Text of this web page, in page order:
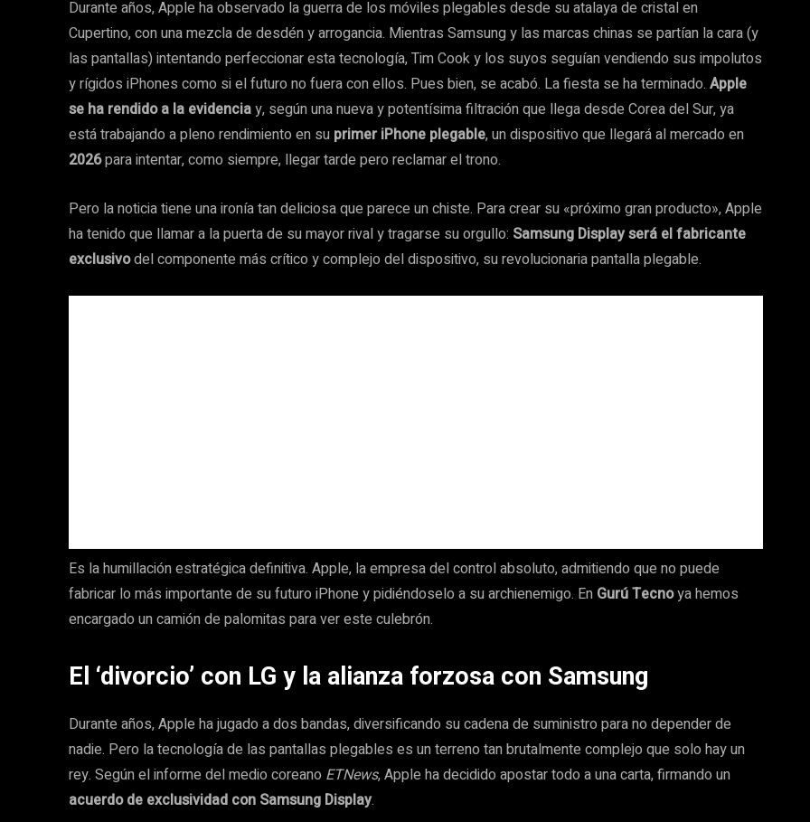
Durante años, Apple ha observado la guerra de los móviles plegables desde su atalaya de cristal en
Cupertino, con una mezcla de desdén y arrogancia. Mientras Samsung y las marcas chinas se partían la cara (y
las pantallas) intentando perfeccionar esta tecnología, Tim Cook y los suyos seguían vendiendo sus impolutos
y rígidos iPhones como si el futuro no fuera con ellos. Pues bien, se acabó. La fiesta se ha terminado. Apple
se ha rendido a la evidenciay, según una nueva y potentísima filtración que llega desde Corea del Sur, ya
está trabajando a pleno rendimiento en su primer iPhone plegable, un dispositivo que llegará al mercado en
2026para intentar, como siempre, llegar tarde pero reclamar el trono.
Pero la noticia tiene una ironía tan deliciosa que parece un chiste. Para crear su «próximo gran producto», Apple
ha tenido que llamar a la puerta de su mayor rival y tragarse su orgullo: Samsung Display será el fabricante
exclusivodel componente más crítico y complejo del dispositivo, su revolucionaria pantalla plegable.
Es la humillación estratégica definitiva. Apple, la empresa del control absoluto, admitiendo que no puede
fabricar lo más importante de su futuro iPhone y pidiéndoselo a su archienemigo. En Gurú Tecnoya hemos
encargado un camión de palomitas para ver este culebrón.
El ‘divorcio’ con LG y la alianza forzosa con Samsung
Durante años, Apple ha jugado a dos bandas, diversificando su cadena de suministro para no depender de
nadie. Pero la tecnología de las pantallas plegables es un terreno tan brutalmente complejo que solo hay un
rey. Según el informe del medio coreano ETNews, Apple ha decidido apostar todo a una carta, firmando un
acuerdo de exclusividad con Samsung Display.